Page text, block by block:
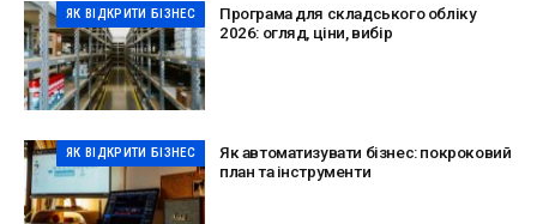
ЯК ВІДКРИТИ БІЗНЕС
Програма для складського обліку
2026: огляд, ціни, вибір
ЯК ВІДКРИТИ БІЗНЕС
Як автоматизувати бізнес: покроковий
план та інструменти